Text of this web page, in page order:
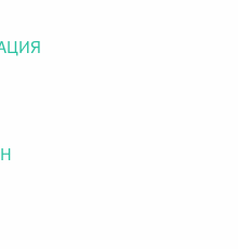
Федерации»
г. № 265-ФЗ